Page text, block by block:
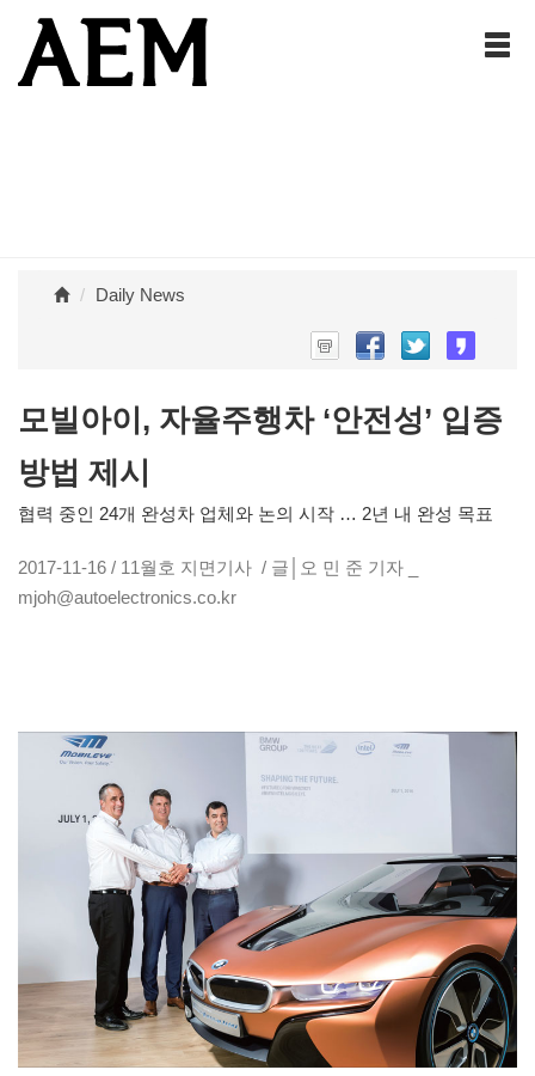
Daily News
모빌아이, 자율주행차 ‘안전성’ 입증
방법 제시
협력 중인 24개 완성차 업체와 논의 시작 … 2년 내 완성 목표
2017-11-16 / 11월호 지면기사 / 글│오 민 준 기자 _
mjoh@autoelectronics.co.kr